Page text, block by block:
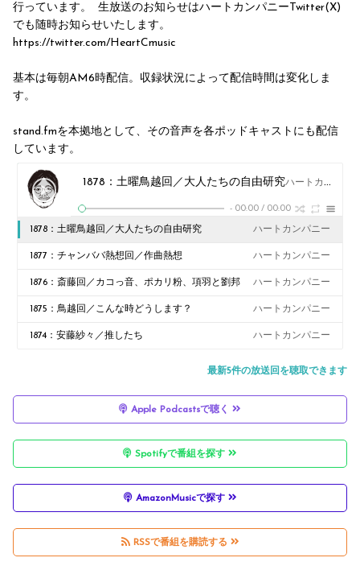
行っています。 生放送のお知らせはハートカンパニーTwitter(X)
でも随時お知らせいたします。
https://twitter.com/HeartCmusic
基本は毎朝AM6時配信。収録状況によって配信時間は変化しま
す。
stand.fmを本拠地として、その音声を各ポッドキャストにも配信
しています。
1878：土曜鳥越回／大人たちの自由研究ハートカンパニー
- 00:00 / 00:00
1878：土曜鳥越回／大人たちの自由研究 ハートカンパニー
1877：チャンババ熱想回／作曲熱想 ハートカンパニー
1876：斎藤回／カコっ音、ポカリ粉、項羽と劉邦 ハートカンパニー
1875：鳥越回／こんな時どうします？ ハートカンパニー
1874：安藤紗々／推したち ハートカンパニー
最新5件の放送回を聴取できます
Apple Podcastsで聴く
Spotifyで番組を探す
AmazonMusicで探す
RSSで番組を購読する